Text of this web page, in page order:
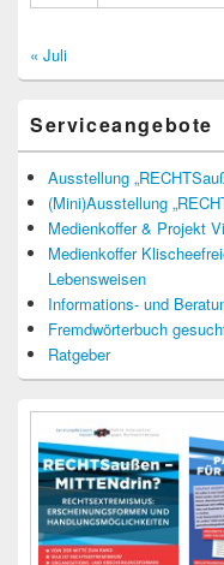
« Juli
Serviceangebote
Ausstellung
(Mini)Ausstellung
Medienkoffer & Projekt
Medienkoffer
Lebensweisen
Informations- und
Fremdwörterbuch
Ratgeber